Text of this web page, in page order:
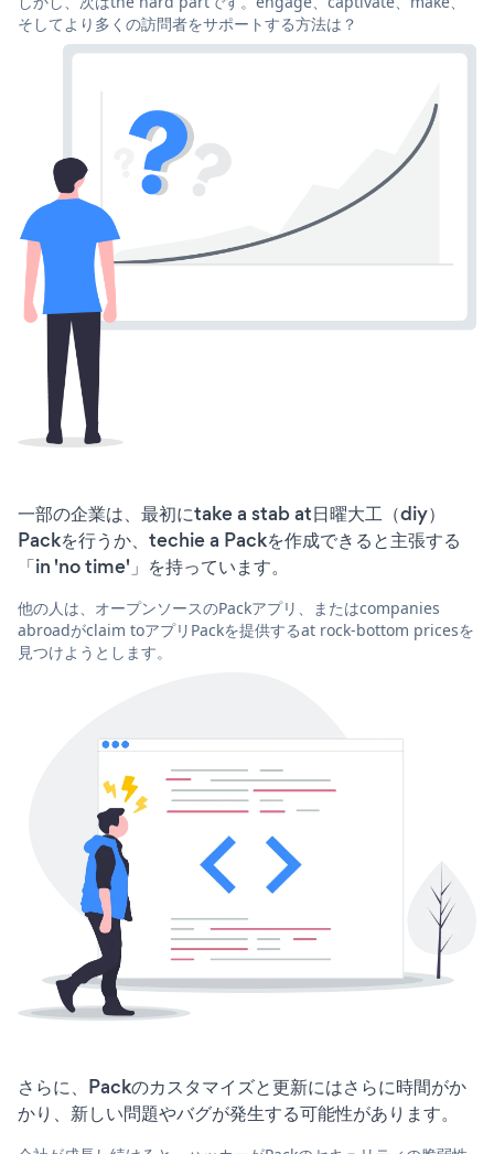
そしてより多くの訪問者をサポートする方法は？
一部の企業は、最初にtake a stab at日曜大工（diy）
Packを行うか、techie a Packを作成できると主張する
「in 'no time'」を持っています。
他の人は、オープンソースのPackアプリ、またはcompanies
abroadがclaim toアプリPackを提供するat rock-bottom pricesを
見つけようとします。
さらに、Packのカスタマイズと更新にはさらに時間がか
かり、新しい問題やバグが発生する可能性があります。